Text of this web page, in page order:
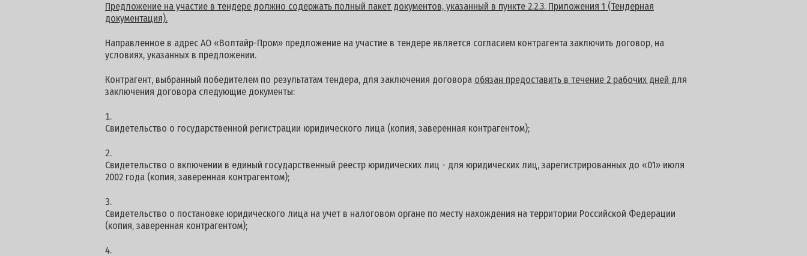
Предложение на участие в тендере должно содержать полный пакет документов, указанный в пункте 2.2.3. Приложения 1 (Тендерная
документация).
Направленное в адрес АО «Волтайр-Пром» предложение на участие в тендере является согласием контрагента заключить договор, на
условиях, указанных в предложении.
Контрагент, выбранный победителем по результатам тендера, для заключения договора обязан предоставить в течение 2 рабочих дней для
заключения договора следующие документы:
Свидетельство о государственной регистрации юридического лица (копия, заверенная контрагентом);
Свидетельство о включении в единый государственный реестр юридических лиц - для юридических лиц, зарегистрированных до «01» июля
2002 года (копия, заверенная контрагентом);
Свидетельство о постановке юридического лица на учет в налоговом органе по месту нахождения на территории Российской Федерации
(копия, заверенная контрагентом);